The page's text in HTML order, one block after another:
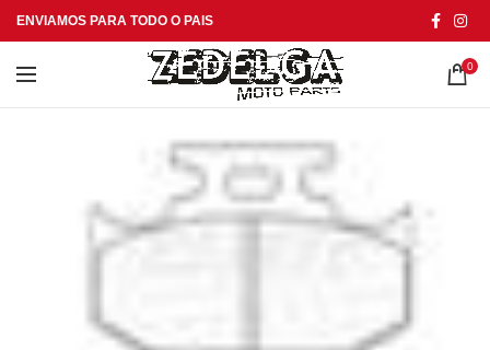
ENVIAMOS PARA TODO O PAIS
0